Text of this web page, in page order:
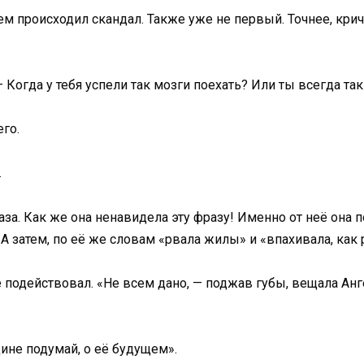
происходил скандал. Также уже не первый. Точнее,
у тебя успели так мозги поехать? Или ты всегда
Как же она ненавидела эту фразу! Именно от неё она
по её же словам «рвала жилы» и «впахивала, как
«Не всем дано, — поджав губы, вещала
подумай, о её будущем».